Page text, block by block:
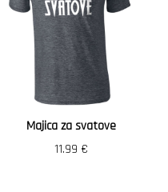
Majica za svatove
11.99 €